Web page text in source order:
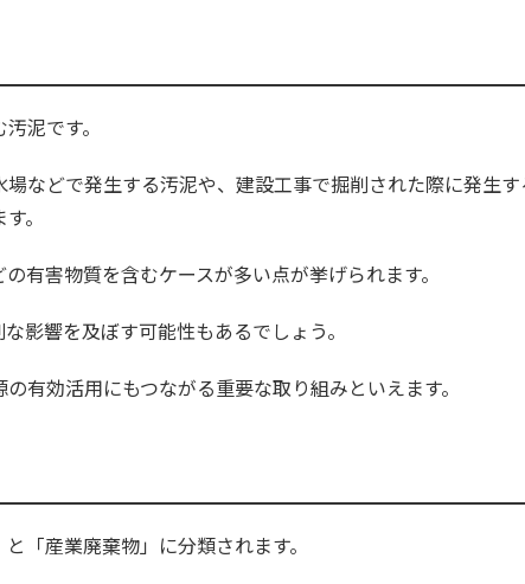
泥です。
などで発生する汚泥や、建設工事で掘削された際に発生
。
有害物質を含むケースが多い点が挙げられます。
影響を及ぼす可能性もあるでしょう。
有効活用にもつながる重要な取り組みといえます。
「産業廃棄物」に分類されます。